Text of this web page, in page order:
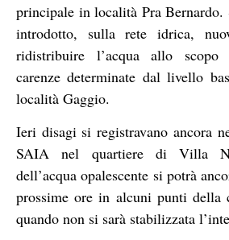
principale in località Pra Bernardo.
introdotto, sulla rete idrica,
ridistribuire l’acqua allo
carenze determinate dal livello
località Gaggio.
Ieri disagi si registravano ancora
SAIA nel quartiere di Villa
dell’acqua opalescente si potrà
prossime ore in alcuni punti della
quando non si sarà stabilizzata